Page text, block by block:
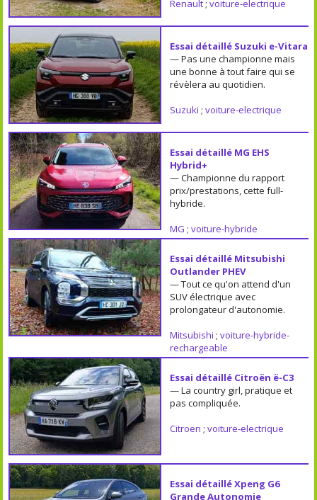
Renault ; voiture-electrique
Essai détaillé Suzuki e-Vitara
— Pas une championne mais
une bonne à tout faire qui se
révèlera au quotidien.
Suzuki ; voiture-electrique
Essai détaillé MG EHS
Hybrid+
— Championne du rapport
prix/prestations, cette full-
hybride.
MG ; voiture-hybride
Essai détaillé Mitsubishi
Outlander PHEV
— Tout ce qu'on attend d'un
SUV électrique avec
prolongateur d'autonomie.
Mitsubishi ; voiture-hybride-
rechargeable
Essai détaillé Citroën ë-C3
— La country girl, pratique et
pas compliquée.
Citroen ; voiture-electrique
Essai détaillé Xpeng G6
Grande Autonomie